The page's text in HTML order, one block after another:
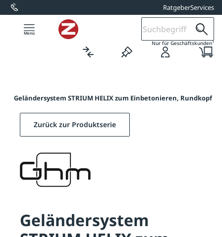
springen RatgeberServices
Nur für Geschäftskunden1
Geländersystem STRIUM HELIX zum Einbetonieren, Rundkopf
Zurück zur Produktserie
Geländersystem